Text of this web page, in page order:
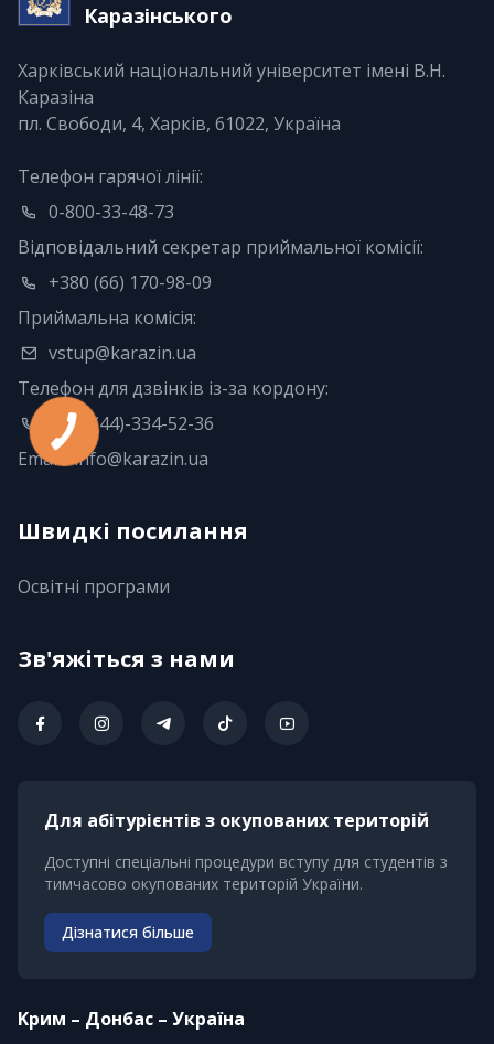
Каразінського
Харківський національний університет імені В.Н.
Каразіна
пл. Свободи, 4, Харків, 61022, Україна
Телефон гарячої лінії:
0-800-33-48-73
Відповідальний секретар приймальної комісії:
+380 (66) 170-98-09
Приймальна комісія:
vstup@karazin.ua
Телефон для дзвінків із-за кордону:
+380 (44)-334-52-36
Email: info@karazin.ua
Швидкі посилання
Освітні програми
Зв'яжіться з нами
Для абітурієнтів з окупованих територій
Доступні спеціальні процедури вступу для студентів з
тимчасово окупованих територій України.
Дізнатися більше
Kрим – Донбас – Україна